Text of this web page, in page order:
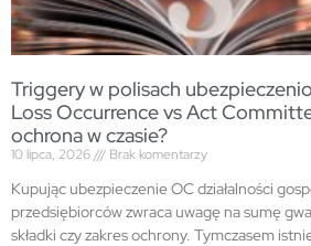
Triggery w polisach
Loss Occurrence vs Act
ochrona w czasie?
10 lipca, 2026 Brak komentarzy
Kupując ubezpieczenie OC działalności
przedsiębiorców zwraca uwagę na sumę
składki czy zakres ochrony. Tymczasem